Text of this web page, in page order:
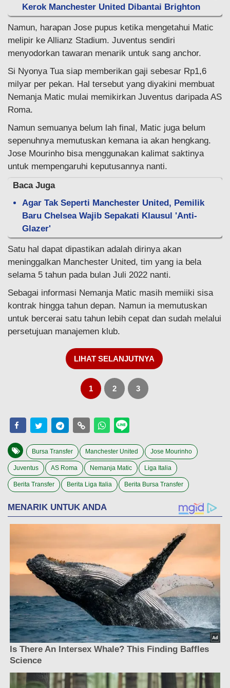
Kerok Manchester United Dibantai Brighton
Namun, harapan Jose pupus ketika mengetahui Matic
melipir ke Allianz Stadium. Juventus sendiri
menyodorkan tawaran menarik untuk sang anchor.
Si Nyonya Tua siap memberikan gaji sebesar Rp1,6
milyar per pekan. Hal tersebut yang diyakini membuat
Nemanja Matic mulai memikirkan Juventus daripada AS
Roma.
Namun semuanya belum lah final, Matic juga belum
sepenuhnya memutuskan kemana ia akan hengkang.
Jose Mourinho bisa menggunakan kalimat saktinya
untuk mempengaruhi keputusannya nanti.
Baca Juga
Agar Tak Seperti Manchester United, Pemilik
Baru Chelsea Wajib Sepakati Klausul 'Anti-
Glazer'
Satu hal dapat dipastikan adalah dirinya akan
meninggalkan Manchester United, tim yang ia bela
selama 5 tahun pada bulan Juli 2022 nanti.
Sebagai informasi Nemanja Matic masih memiiki sisa
kontrak hingga tahun depan. Namun ia memutuskan
untuk bercerai satu tahun lebih cepat dan sudah melalui
persetujuan manajemen klub.
LIHAT SELANJUTNYA
1 2 3
Bursa Transfer Manchester United Jose Mourinho
Juventus AS Roma Nemanja Matic Liga Italia
Berita Transfer Berita Liga Italia Berita Bursa Transfer